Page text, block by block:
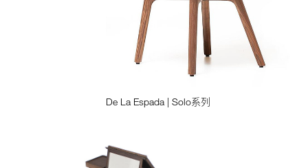
De La Espada | Solo系列